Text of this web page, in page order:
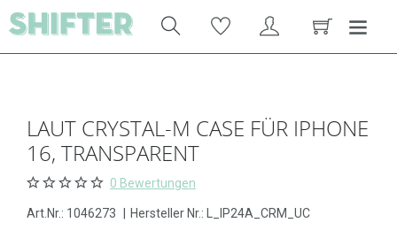
LAUT CRYSTAL-M CASE FÜR IPHONE
16, TRANSPARENT
0 Bewertungen
Art.Nr.: 1046273 Hersteller Nr.: L_IP24A_CRM_UC